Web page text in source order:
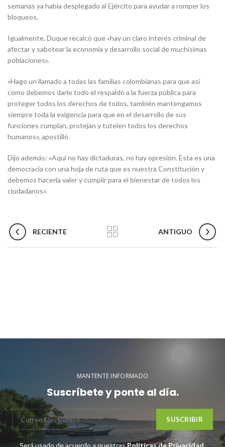
semanas ya había desplegado al Ejército para ayudar a romper los
bloqueos.
Igualmente, Duque recalcó que «hay un claro interés criminal de
afectar y sabotear la economía y desarrollo social de muchísimas
poblaciones».
«Hago un llamado a todas las familias colombianas para que así
como debemos darle todo el respaldo a la fuerza pública para
proteger todos los derechos de todos, también mantengamos
siempre toda la exigencia para que en el desarrollo de sus
funciones cumplan, protejan y tutelen todos los derechos
humanos», apostilló.
Dijo además: «Aquí no hay dictaduras, no hay opresión. Esta es una
democracia con una hoja de ruta que es nuestra Constitución y
debemos hacerla valer y cumplir para el bienestar de todos los
ciudadanos».
RECIENTE ANTIGUO
MANTENTE INFORMADO
Suscríbete y ponte al día.